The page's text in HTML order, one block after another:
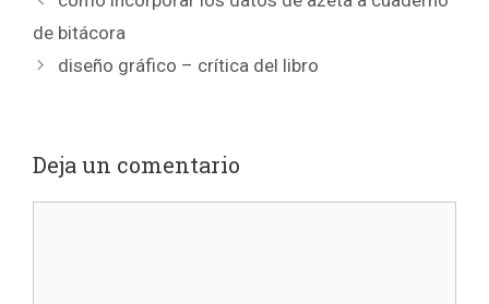
de bitácora
diseño gráfico – crítica del libro
Deja un comentario